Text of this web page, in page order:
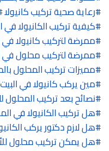
رعاية صحية تركيب كانيولا
كيفية تركيب الكانيولا في
ممرضة لتركيب كانيولا في
ممرضة لتركيب محلول
مميزات تركيب المحلول
مين يركب كانيولا في
نصائح بعد تركيب
هل تركيب الكانيولا في
هل لازم دكتور يركب
هل يمكن تركيب محلول